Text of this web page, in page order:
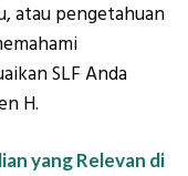
atau pengetahuan
SLF Anda
H.
yang Relevan di